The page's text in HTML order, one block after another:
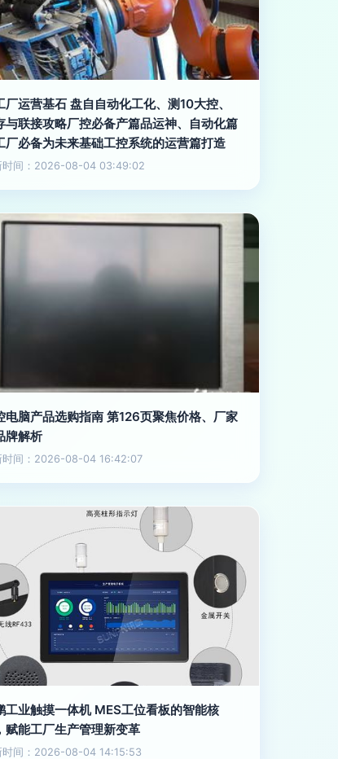
厂运营基石 盘自自动化工化、测10大控、
与联接攻略厂控必备产篇品运神、自动化篇
厂必备为未来基础工控系统的运营篇打造
时间：2026-08-04 03:49:02
电脑产品选购指南 第126页聚焦价格、厂家
牌解析
时间：2026-08-04 16:42:07
工业触摸一体机 MES工位看板的智能核
赋能工厂生产管理新变革
时间：2026-08-04 14:15:53